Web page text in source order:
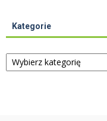
Kategorie
Kategorie